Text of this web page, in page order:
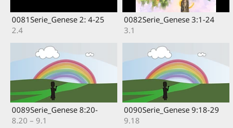
0081Serie_Genese 2: 4-25
2.4
0082Serie_Genese 3:1-24
3.1
0089Serie_Genese 8:20-
8.20 – 9.1
0090Serie_Genese 9:18-29
9.18